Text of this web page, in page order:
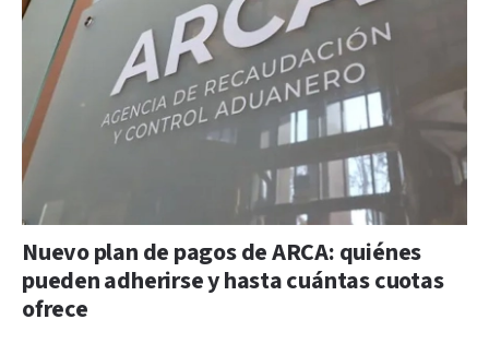
Nuevo plan de pagos de ARCA: quiénes
pueden adherirse y hasta cuántas cuotas
ofrece